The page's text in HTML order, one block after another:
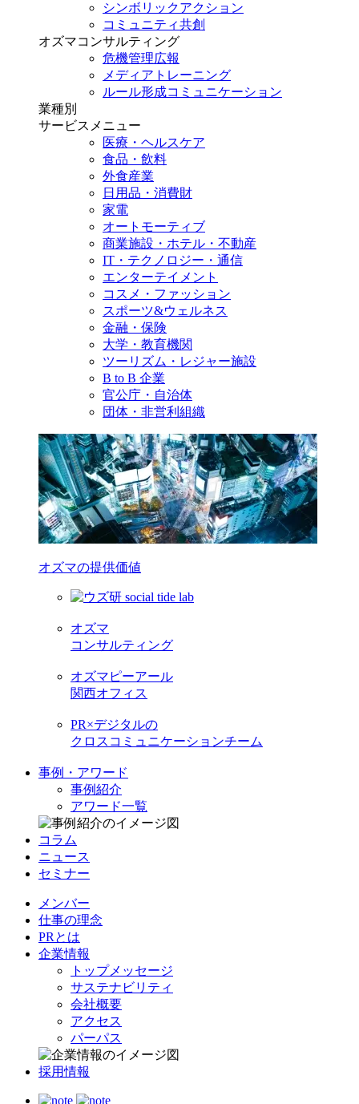
シンボリックアクション
コミュニティ共創
オズマコンサルティング
危機管理広報
メディアトレーニング
ルール形成コミュニケーション
業種別
サービスメニュー
医療・ヘルスケア
食品・飲料
外食産業
日用品・消費財
家電
オートモーティブ
商業施設・ホテル・不動産
IT・テクノロジー・通信
エンターテイメント
コスメ・ファッション
スポーツ&ウェルネス
金融・保険
大学・教育機関
ツーリズム・レジャー施設
B to B 企業
官公庁・自治体
団体・非営利組織
オズマの提供価値
オズマ
コンサルティング
オズマピーアール
関西オフィス
PR×デジタルの
クロスコミュニケーションチーム
事例・アワード
事例紹介
アワード一覧
コラム
ニュース
セミナー
メンバー
仕事の理念
PRとは
企業情報
トップメッセージ
サステナビリティ
会社概要
アクセス
パーパス
採用情報